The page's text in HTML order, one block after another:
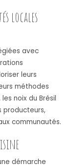
locales
avec
leurs
méthodes
noix du Brésil
producteurs,
communautés.
démarche